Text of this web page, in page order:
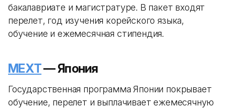
бакалавриате и магистратуре. В пакет входят
перелет, год изучения корейского языка,
обучение и ежемесячная стипендия.
MEXT— Япония
Государственная программа Японии покрывает
обучение, перелет и выплачивает ежемесячную